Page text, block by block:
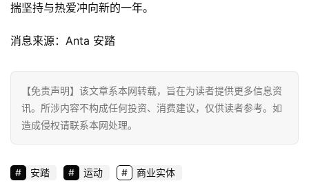
揣坚持与热爱冲向新的一年。
消息来源：Anta 安踏
【免责声明】该文章系本网转载，旨在为读者提供更多信息资
讯。所涉内容不构成任何投资、消费建议，仅供读者参考。如
造成侵权请联系本网处理。
安踏 运动 商业实体